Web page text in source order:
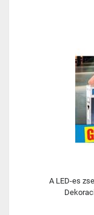
A LED-es